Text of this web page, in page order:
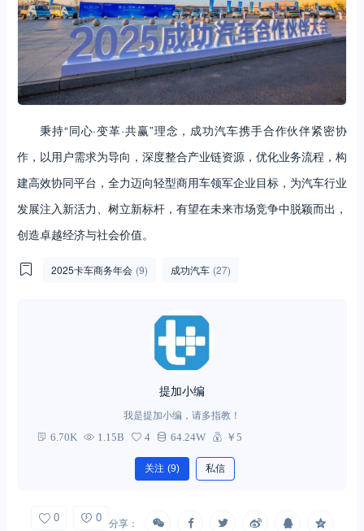
秉持“同心·变革·共赢”理念，成功汽车携手合作伙伴紧密协
作，以用户需求为导向，深度整合产业链资源，优化业务流程，构
建高效协同平台，全力迈向轻型商用车领军企业目标，为汽车行业
发展注入新活力、树立新标杆，有望在未来市场竞争中脱颖而出，
创造卓越经济与社会价值。
2025卡车商务年会 (9) 成功汽车 (27)
提加小编
我是提加小编，请多指教！
6.70K 1.15B 4 64.24W ￥5
关注 (9) 私信
0 0 分享：